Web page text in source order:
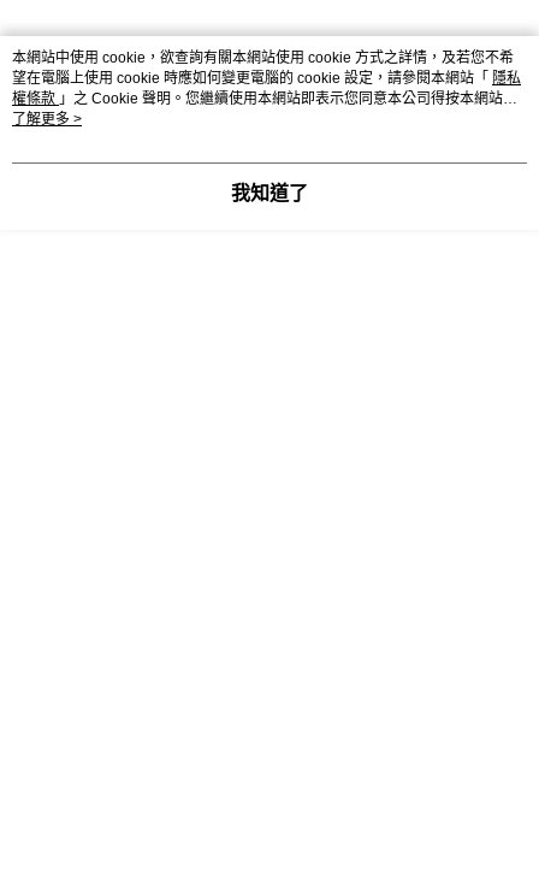
↓男模特兒身高約186CM，穿著100號
本網站中使用 cookie，欲查詢有關本網站使用 cookie 方式之詳情，及若您不希
望在電腦上使用 cookie 時應如何變更電腦的 cookie 設定，請參閱本網站「 隱私
權條款 」之 Cookie 聲明。您繼續使用本網站即表示您同意本公司得按本網站使
用條款之 Cookie 聲明使用 cookie。
了解更多 >
我知道了